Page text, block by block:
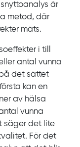
är
metod, där
mäts.
i till
antal vunna
det sättet
kan en
av hälsa
vunna
säger det lite
För det